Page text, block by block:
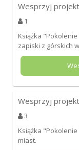
Wesprzyj projekt
1
Książka
zapiski z górskich
Wesprzyj projekt
3
Książka
miast.